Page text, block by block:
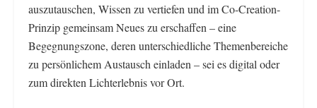
auszutauschen, Wissen zu vertiefen und im Co-Creation-
Prinzip gemeinsam Neues zu erschaffen – eine
Begegnungszone, deren unterschiedliche Themenbereiche
zu persönlichem Austausch einladen – sei es digital oder
zum direkten Lichterlebnis vor Ort.